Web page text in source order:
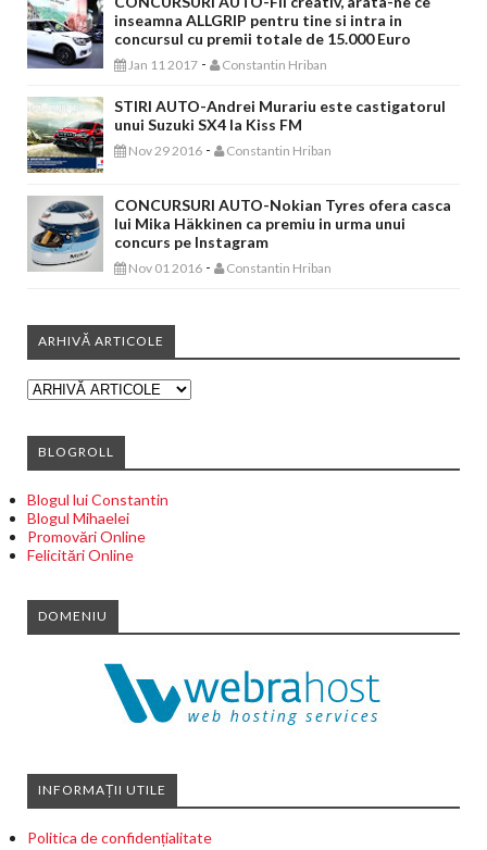
inseamna ALLGRIP pentru tine si intra in
concursul cu premii totale de 15.000 Euro
Jan 11 2017 - Constantin Hriban
STIRI AUTO-Andrei Murariu este castigatorul
unui Suzuki SX4 la Kiss FM
Nov 29 2016 - Constantin Hriban
CONCURSURI AUTO-Nokian Tyres ofera casca
lui Mika Häkkinen ca premiu in urma unui
concurs pe Instagram
Nov 01 2016 - Constantin Hriban
ARHIVĂ ARTICOLE
BLOGROLL
Blogul lui Constantin
Blogul Mihaelei
Promovări Online
Felicitări Online
DOMENIU
INFORMAȚII UTILE
Politica de confidențialitate